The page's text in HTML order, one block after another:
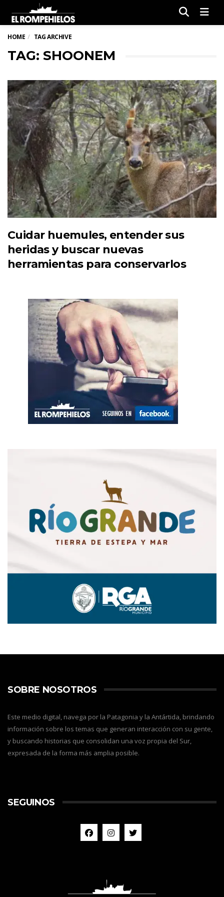
HOME TAG ARCHIVE
TAG: SHOONEM
Cuidar huemules, entender sus
heridas y buscar nuevas
herramientas para conservarlos
SOBRE NOSOTROS
Este medio digital, navega por la Patagonia y la Antártida, brindando
información sobre los temas que generan interacción con su gente,
y buscando historias que consolidan una voz propia del Sur,
expresada de la forma más amplia posible.
SEGUINOS